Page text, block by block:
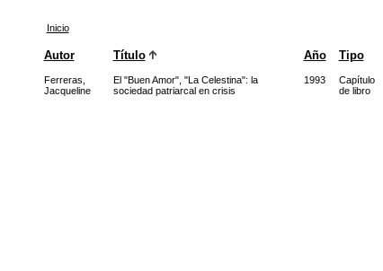
Inicio
Autor Título Año Tipo
Ferreras,
Jacqueline
El "Buen Amor", "La Celestina": la
sociedad patriarcal en crisis
1993
Capítulo
de libro